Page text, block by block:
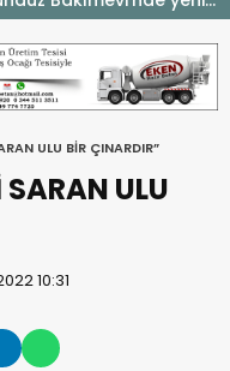
ULU BİR ÇINARDIR”
ULU
10:31